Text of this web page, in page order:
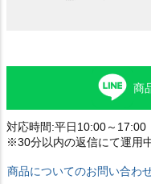
商
対応時間:平日10:00～17:00
※30分以内の返信にて運用中
商品についてのお問い合わ